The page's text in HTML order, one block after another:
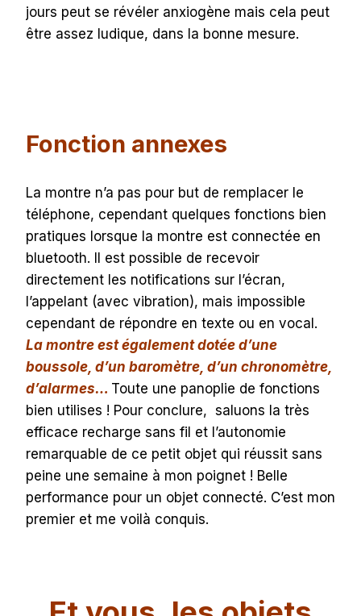
jours peut se révéler anxiogène mais cela peut
être assez ludique, dans la bonne mesure.
Fonction annexes
La montre n’a pas pour but de remplacer le
téléphone, cependant quelques fonctions bien
pratiques lorsque la montre est connectée en
bluetooth. Il est possible de recevoir
directement les notifications sur l’écran,
l’appelant (avec vibration), mais impossible
cependant de répondre en texte ou en vocal.
La montre est également dotée d’une
boussole, d’un baromètre, d’un chronomètre,
d’alarmes… Toute une panoplie de fonctions
bien utilises ! Pour conclure, saluons la très
efficace recharge sans fil et l’autonomie
remarquable de ce petit objet qui réussit sans
peine une semaine à mon poignet ! Belle
performance pour un objet connecté. C’est mon
premier et me voilà conquis.